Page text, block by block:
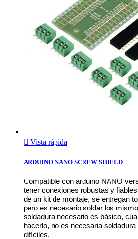
 Vista rápida
ARDUINO NANO SCREW SHIELD
Compatible con arduino NANO
tener conexiones robustas y
de un kit de montaje, se entregan
pero es necesario soldar los
soldadura necesario es básico,
hacerlo, no es necesaria
difíciles.